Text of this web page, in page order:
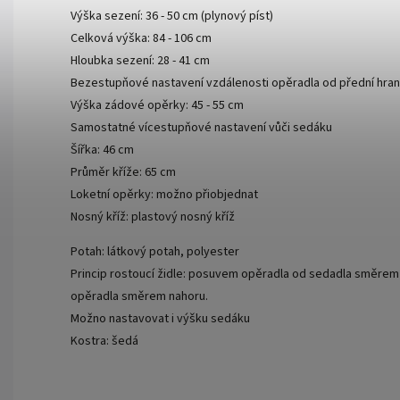
Výška sezení: 36 - 50 cm (plynový píst)
Celková výška: 84 - 106 cm
Hloubka sezení: 28 - 41 cm
Bezestupňové nastavení vzdálenosti opěradla od přední
Výška zádové opěrky: 45 - 55 cm
Samostatné vícestupňové nastavení vůči sedáku
Šířka: 46 cm
Průměr kříže: 65 cm
Loketní opěrky: možno přiobjednat
Nosný kříž: plastový nosný kříž
Potah: látkový potah, polyester
Princip rostoucí židle: posuvem opěradla od sedadla
opěradla směrem nahoru.
Možno nastavovat i výšku sedáku
Kostra: šedá